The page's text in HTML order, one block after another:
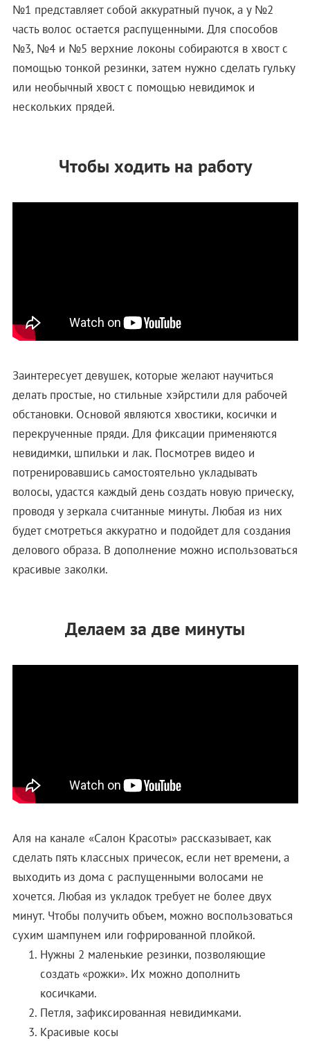
№1 представляет собой аккуратный пучок, а у №2
часть волос остается распущенными. Для способов
№3, №4 и №5 верхние локоны собираются в хвост с
помощью тонкой резинки, затем нужно сделать гульку
или необычный хвост с помощью невидимок и
нескольких прядей.
Чтобы ходить на работу
Заинтересует девушек, которые желают научиться
делать простые, но стильные хэйрстили для рабочей
обстановки. Основой являются хвостики, косички и
перекрученные пряди. Для фиксации применяются
невидимки, шпильки и лак. Посмотрев видео и
потренировавшись самостоятельно укладывать
волосы, удастся каждый день создать новую прическу,
проводя у зеркала считанные минуты. Любая из них
будет смотреться аккуратно и подойдет для создания
делового образа. В дополнение можно использоваться
красивые заколки.
Делаем за две минуты
Аля на канале «Салон Красоты» рассказывает, как
сделать пять классных причесок, если нет времени, а
выходить из дома с распущенными волосами не
хочется. Любая из укладок требует не более двух
минут. Чтобы получить объем, можно воспользоваться
сухим шампунем или гофрированной плойкой.
Нужны 2 маленькие резинки, позволяющие
создать «рожки». Их можно дополнить
косичками.
Петля, зафиксированная невидимками.
Красивые косы